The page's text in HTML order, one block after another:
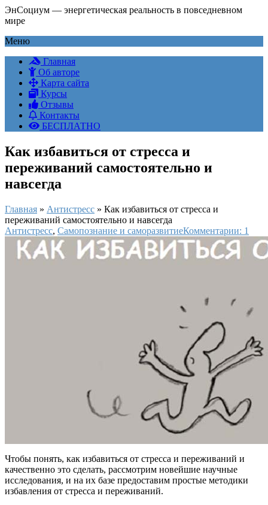
ЭнСоциум — энергетическая реальность в повседневном
мире
Меню
Главная
Об авторе
Карта сайта
Курсы
Отзывы
Контакты
БЕСПЛАТНО
Как избавиться от стресса и
переживаний самостоятельно и
навсегда
Главная » Антистресс » Как избавиться от стресса и
переживаний самостоятельно и навсегда
Антистресс, Самопознание и саморазвитиеКомментарии: 1
Чтобы понять, как избавиться от стресса и переживаний и
качественно это сделать, рассмотрим новейшие научные
исследования, и на их базе предоставим простые методики
избавления от стресса и переживаний.